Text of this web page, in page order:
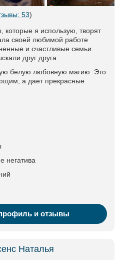
53)
я использую, творят
своей любимой работе
и счастливые семьи.
друг друга.
белую любовную магию. Это
а дает прекрасные
негатива
и отзывы
Наталья